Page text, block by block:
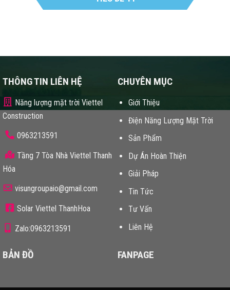
THÔNG TIN LIÊN HỆ
Năng lượng mặt trời Viettel
Construction
0963213591
Tầng 7 Tòa Nhà Viettel Thanh
Hóa
visungroupaio@gmail.com
Solar Viettel ThanhHoa
Zalo:0963213591
CHUYÊN MỤC
Giới Thiệu
Điện Năng Lượng Mặt Trời
Sản Phẩm
Dự Án Hoàn Thiện
Giải Pháp
Tin Tức
Tư Vấn
Liên Hệ
BẢN ĐỒ FANPAGE